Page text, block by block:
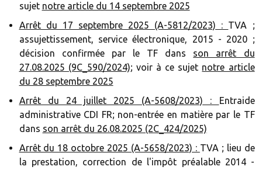
sujet notre article du 14 septembre 2025
Arrêt du 17 septembre 2025 (A-5812/2023) : TVA ;
assujettissement, service électronique, 2015 - 2020 ;
décision confirmée par le TF dans son arrêt du
27.08.2025 (9C_590/2024); voir à ce sujet notre article
du 28 septembre 2025
Arrêt du 24 juillet 2025 (A-5608/2023) : Entraide
administrative CDI FR; non-entrée en matière par le TF
dans son arrêt du 26.08.2025 (2C_424/2025)
Arrêt du 18 octobre 2025 (A-5658/2023) : TVA ; lieu de
la prestation, correction de l'impôt préalable 2014 -